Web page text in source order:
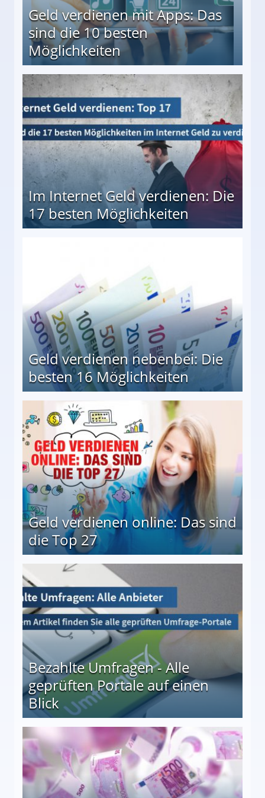
Geld verdienen mit Apps: Das
sind die 10 besten
Möglichkeiten
besten Möglichkeiten
Im Internet Geld verdienen: Die
17 besten Möglichkeiten
Geld verdienen nebenbei: Die
besten 16 Möglichkeiten
Geld verdienen online: Das sind
die Top 27
Bezahlte Umfragen - Alle
geprüften Portale auf einen
Blick
auf einen Blick